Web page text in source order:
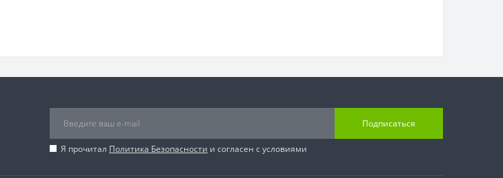
Подписаться
Я прочитал Политика Безопасности и согласен с условиями